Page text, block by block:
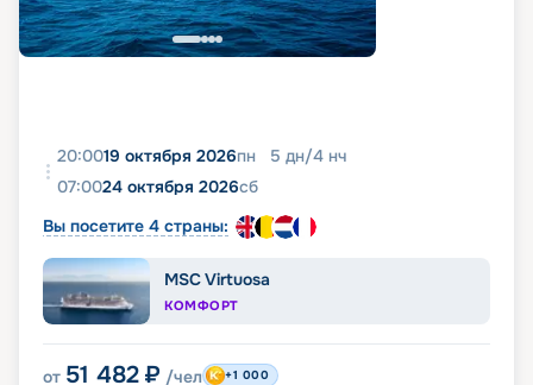
20:0019 октября 2026пн 5 дн/4 нч
07:0024 октября 2026сб
Вы посетите 4 страны:
MSC Virtuosa
КОМФОРТ
от 51 482 ₽ /чел +1 000